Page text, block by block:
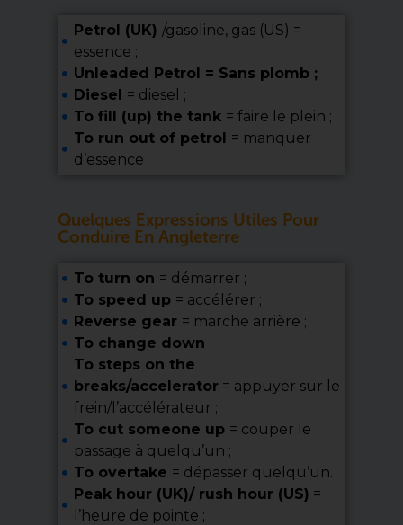
Petrol (UK) /gasoline, gas (US) =
essence ;
Unleaded Petrol = Sans plomb ;
Diesel = diesel ;
To fill (up) the tank = faire le plein ;
To run out of petrol = manquer
d’essence
Quelques Expressions Utiles Pour
Conduire En Angleterre
To turn on = démarrer ;
To speed up = accélérer ;
Reverse gear = marche arrière ;
To change down
To steps on the
breaks/accelerator= appuyer sur le
frein/l’accélérateur ;
To cut someone up = couper le
passage à quelqu’un ;
To overtake = dépasser quelqu’un.
Peak hour (UK)/ rush hour (US) =
l’heure de pointe ;